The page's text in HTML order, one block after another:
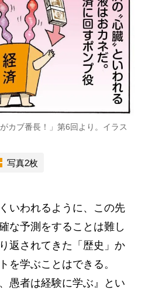
カブ番長！」第6回より。イラス
写真2枚
いわれるように、この先
な予測をすることは難し
返されてきた「歴史」か
を学ぶことはできる。
愚者は経験に学ぶ』とい